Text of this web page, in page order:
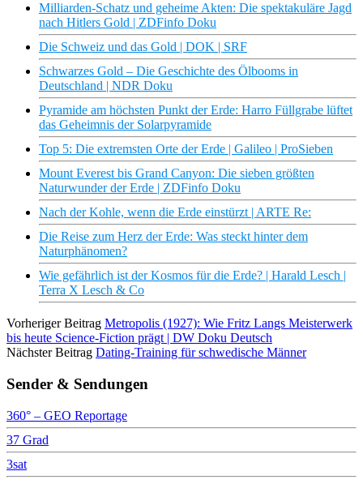
Milliarden-Schatz und geheime Akten: Die spektakuläre Jagd
nach Hitlers Gold | ZDFinfo Doku
Die Schweiz und das Gold | DOK | SRF
Schwarzes Gold – Die Geschichte des Ölbooms in
Deutschland | NDR Doku
Pyramide am höchsten Punkt der Erde: Harro Füllgrabe lüftet
das Geheimnis der Solarpyramide
Top 5: Die extremsten Orte der Erde | Galileo | ProSieben
Mount Everest bis Grand Canyon: Die sieben größten
Naturwunder der Erde | ZDFinfo Doku
Nach der Kohle, wenn die Erde einstürzt | ARTE Re:
Die Reise zum Herz der Erde: Was steckt hinter dem
Naturphänomen?
Wie gefährlich ist der Kosmos für die Erde? | Harald Lesch |
Terra X Lesch & Co
Vorheriger Beitrag Metropolis (1927): Wie Fritz Langs Meisterwerk
bis heute Science-Fiction prägt | DW Doku Deutsch
Nächster Beitrag Dating-Training für schwedische Männer
Sender & Sendungen
360° – GEO Reportage
37 Grad
3sat